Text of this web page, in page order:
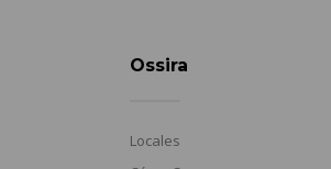
Ossira
Locales